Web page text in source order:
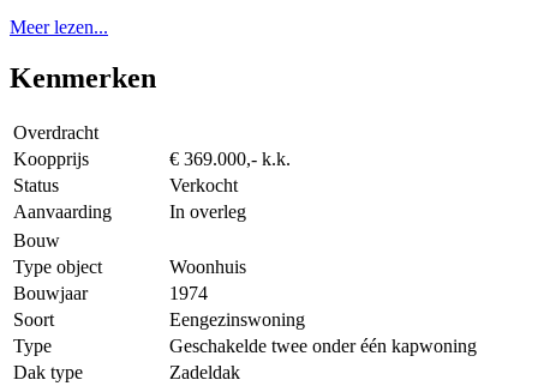
Meer lezen...
Kenmerken
Overdracht
Koopprijs
€ 369.000,- k.k.
Status
Verkocht
Aanvaarding
In overleg
Bouw
Type object
Woonhuis
Bouwjaar
1974
Soort
Eengezinswoning
Type
Geschakelde twee onder één kapwoning
Dak type
Zadeldak